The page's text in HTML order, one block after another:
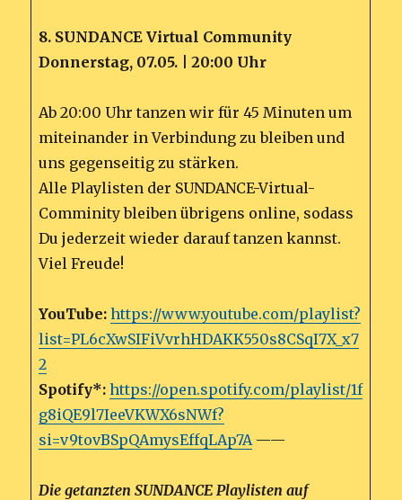
8. SUNDANCE Virtual Community
Donnerstag, 07.05. | 20:00 Uhr
Ab 20:00 Uhr tanzen wir für 45 Minuten um
miteinander in Verbindung zu bleiben und
uns gegenseitig zu stärken.
Alle Playlisten der SUNDANCE-Virtual-
Comminity bleiben übrigens online, sodass
Du jederzeit wieder darauf tanzen kannst.
Viel Freude!
YouTube:https://www.youtube.com/playlist?
list=PL6cXwSIFiVvrhHDAKK550s8CSqI7X_x7
2
Spotify*:https://open.spotify.com/playlist/1f
g8iQE9l7IeeVKWX6sNWf?
si=v9tovBSpQAmysEffqLAp7A——
Die getanzten SUNDANCE Playlisten auf